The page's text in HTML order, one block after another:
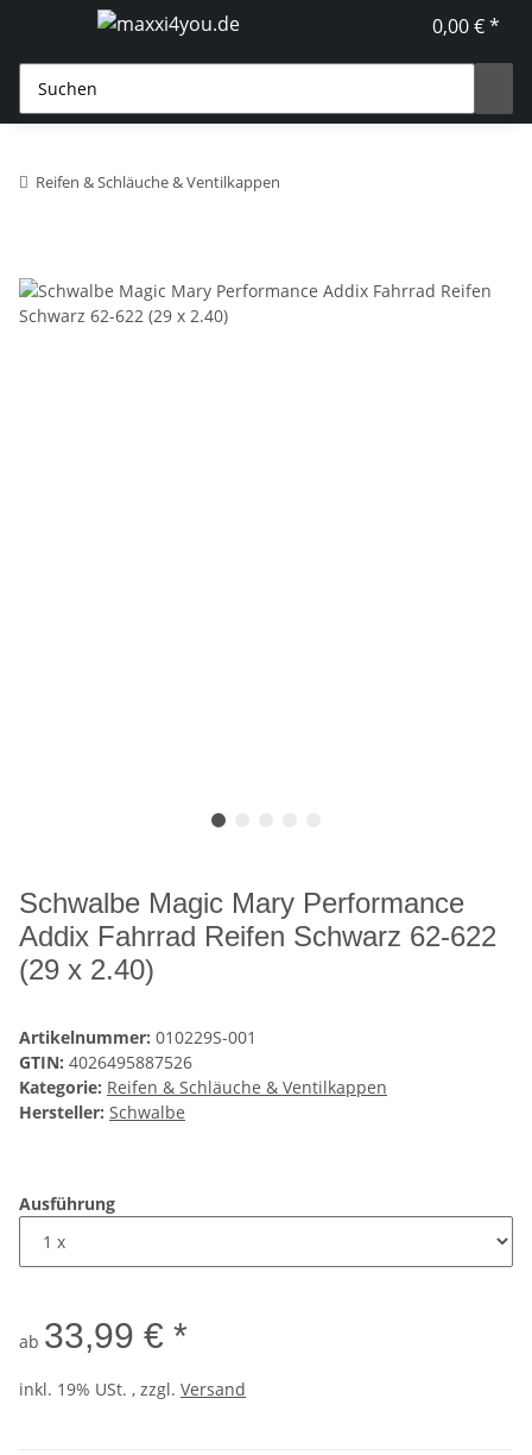
0,00 € *
Reifen & Schläuche & Ventilkappen
Schwalbe Magic Mary Performance
Addix Fahrrad Reifen Schwarz 62-622
(29 x 2.40)
Artikelnummer: 010229S-001
GTIN: 4026495887526
Kategorie: Reifen & Schläuche & Ventilkappen
Hersteller: Schwalbe
Ausführung
ab 33,99 € *
inkl. 19% USt. , zzgl. Versand